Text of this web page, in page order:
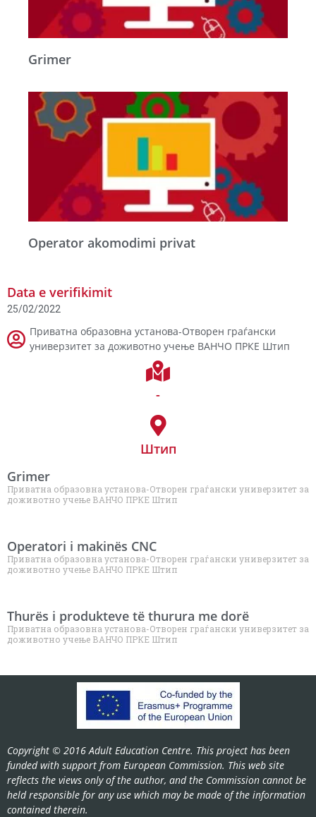
Grimer
Operator akomodimi privat
Data e verifikimit
25/02/2022
Приватна образовна установа-Отворен граѓански
универзитет за доживотно учење ВАНЧО ПРКЕ Штип
-
Штип
Grimer
Приватна образовна установа-Отворен граѓански универзитет за
доживотно учење ВАНЧО ПРКЕ Штип
Operatori i makinës CNC
Приватна образовна установа-Отворен граѓански универзитет за
доживотно учење ВАНЧО ПРКЕ Штип
Thurës i produkteve të thurura me dorë
Приватна образовна установа-Отворен граѓански универзитет за
доживотно учење ВАНЧО ПРКЕ Штип
Copyright © 2016 Adult Education Centre. This project has been
funded with support from European Commission. This web site
reflects the views only of the author, and the Commission cannot be
held responsible for any use which may be made of the information
contained therein.